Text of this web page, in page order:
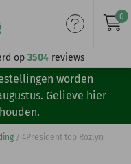
op 3504 reviews
0
worden
Gelieve hier
/ 4President top Rozlyn